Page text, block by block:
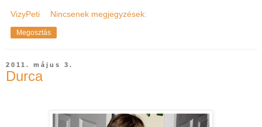
VizyPeti Nincsenek megjegyzések:
Megosztás
2011. május 3.
Durca